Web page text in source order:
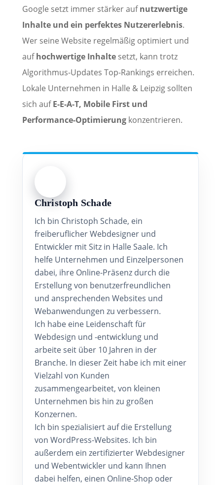
Google setzt immer stärker aufnutzwertige
Inhalte und ein perfektes Nutzererlebnis.
Wer seine Website regelmäßig optimiert und
aufhochwertige Inhaltesetzt, kann trotz
Algorithmus-Updates Top-Rankings erreichen.
Lokale Unternehmen in Halle & Leipzig sollten
sich aufE-E-A-T, Mobile First und
Performance-Optimierungkonzentrieren.
Christoph Schade
Ich bin Christoph Schade, ein
freiberuflicher Webdesigner und
Entwickler mit Sitz in Halle Saale. Ich
helfe Unternehmen und Einzelpersonen
dabei, ihre Online-Präsenz durch die
Erstellung von benutzerfreundlichen
und ansprechenden Websites und
Webanwendungen zu verbessern.
Ich habe eine Leidenschaft für
Webdesign und -entwicklung und
arbeite seit über 10 Jahren in der
Branche. In dieser Zeit habe ich mit einer
Vielzahl von Kunden
zusammengearbeitet, von kleinen
Unternehmen bis hin zu großen
Konzernen.
Ich bin spezialisiert auf die Erstellung
von WordPress-Websites. Ich bin
außerdem ein zertifizierter Webdesigner
und Webentwickler und kann Ihnen
dabei helfen, einen Online-Shop oder